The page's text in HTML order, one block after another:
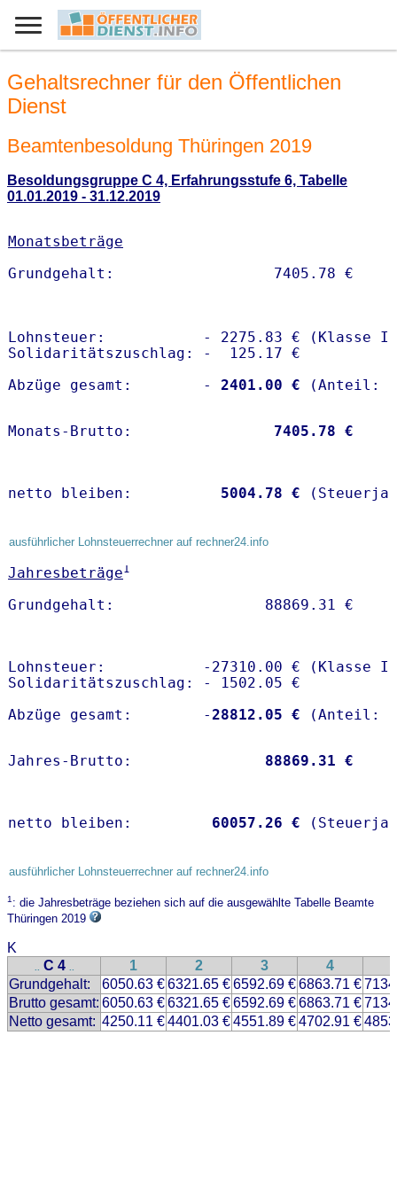
Gehaltsrechner für den Öffentlichen
Dienst
Beamtenbesoldung Thüringen 2019
Besoldungsgruppe C 4, Erfahrungsstufe 6, Tabelle
01.01.2019 - 31.12.2019
Monatsbeträge
Lohnsteuer:           - 2275.83 € (Klasse I)
Solidaritätszuschlag: -  125.17 €
Abzüge gesamt:        -
2401.00 €
Monats-Brutto: 7405.78 €
netto bleiben: 5004.78 €
ausführlicher Lohnsteuerrechner auf rechner24.info
Jahresbeträge1
Lohnsteuer:           -27310.00 € (Klasse I)
Solidaritätszuschlag: - 1502.05 €
Abzüge gesamt:        -28812.05 €
Jahres-Brutto: 88869.31 €
netto bleiben: 60057.26 €
ausführlicher Lohnsteuerrechner auf rechner24.info
1: die Jahresbeträge beziehen sich auf die ausgewählte Tabelle Beamte
Thüringen 2019
K
.. C 4 .. 1 2 3 4
Grundgehalt:
6050.63 €6321.65 €6592.69 €6863.71 €
Brutto gesamt: 6050.63 €6321.65 €6592.69 €6863.71 €
Netto gesamt: 4250.11 €4401.03 €4551.89 €4702.91 €